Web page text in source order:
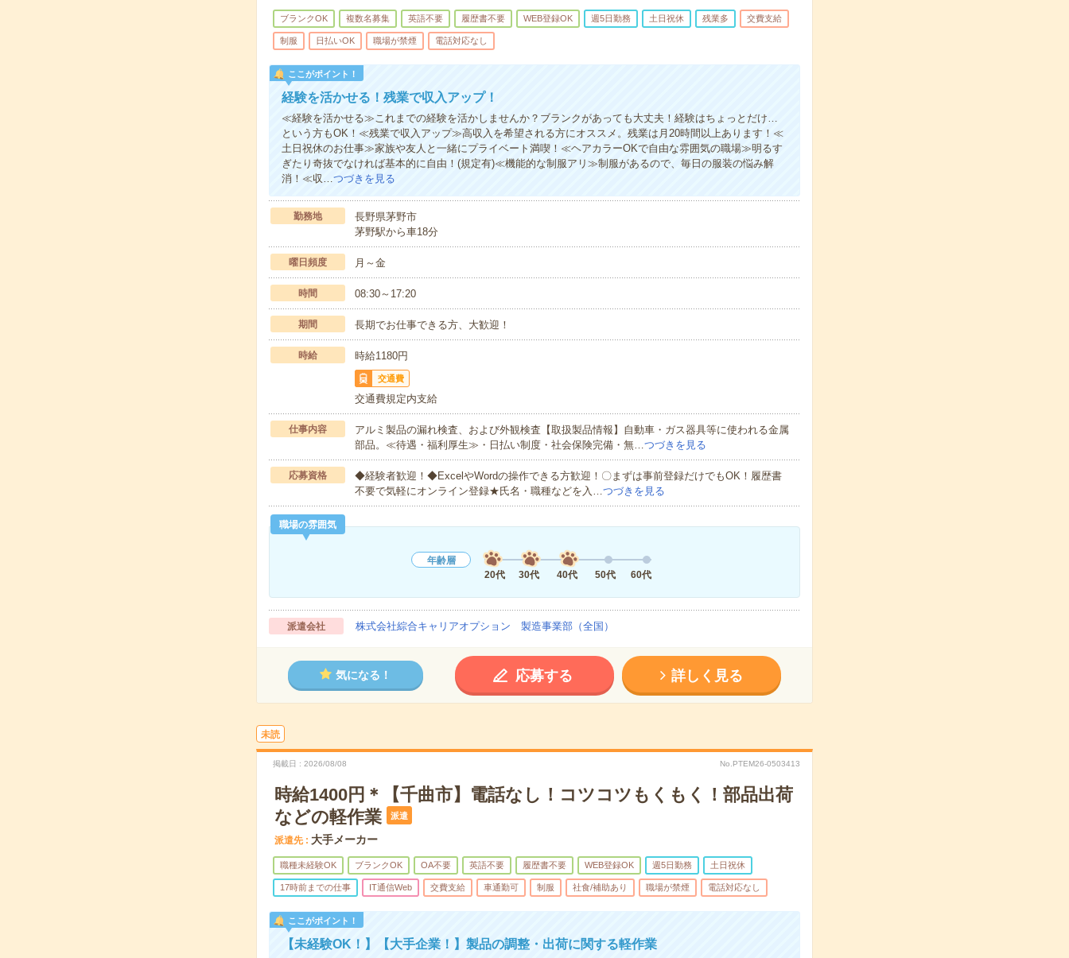
ブランクOK 複数名募集 英語不要 履歴書不要 WEB登録OK 週5日勤務 土日祝休 残業多 交費支給
制服 日払いOK 職場が禁煙 電話対応なし
ここがポイント！
経験を活かせる！残業で収入アップ！
≪経験を活かせる≫これまでの経験を活かしませんか？ブランクがあっても大丈夫！経験はちょっとだけ…
という方もOK！≪残業で収入アップ≫高収入を希望される方にオススメ。残業は月20時間以上あります！≪
土日祝休のお仕事≫家族や友人と一緒にプライベート満喫！≪ヘアカラーOKで自由な雰囲気の職場≫明るす
ぎたり奇抜でなければ基本的に自由！(規定有)≪機能的な制服アリ≫制服があるので、毎日の服装の悩み解
消！≪収…つづきを見る
勤務地
長野県茅野市
茅野駅から車18分
曜日頻度 月～金
時間 08:30～17:20
期間 長期でお仕事できる方、大歓迎！
時給 時給1180円
交通費
交通費規定内支給
仕事内容
アルミ製品の漏れ検査、および外観検査【取扱製品情報】自動車・ガス器具等に使われる金属
部品。≪待遇・福利厚生≫・日払い制度・社会保険完備・無…つづきを見る
応募資格
◆経験者歓迎！◆ExcelやWordの操作できる方歓迎！〇まずは事前登録だけでもOK！履歴書
不要で気軽にオンライン登録★氏名・職種などを入…つづきを見る
職場の雰囲気
年齢層
20代
30代 40代 50代 60代
派遣会社 株式会社綜合キャリアオプション 製造事業部（全国）
気になる！ 応募する 詳しく見る
未読
掲載日 2026/08/08 No.PTEM26-0503413
時給1400円＊【千曲市】電話なし！コツコツもくもく！部品出荷
などの軽作業
派遣
派遣先 大手メーカー
職種未経験OK ブランクOK OA不要 英語不要 履歴書不要 WEB登録OK 週5日勤務 土日祝休
17時前までの仕事 IT通信Web 交費支給 車通勤可 制服 社食/補助あり 職場が禁煙 電話対応なし
ここがポイント！
【未経験OK！】【大手企業！】製品の調整・出荷に関する軽作業